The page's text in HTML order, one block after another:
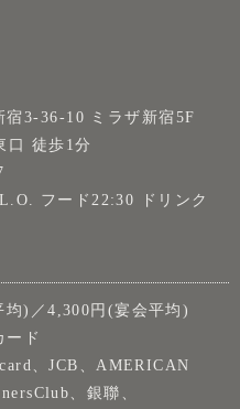
宿3-36-10 ミラザ新宿5F
口 徒歩1分
フード22:30 ドリンク
均)／4,300円(宴会平均)
ド
、JCB、AMERICAN
、銀聯、